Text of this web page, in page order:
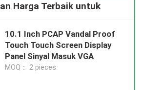
Harga Terbaik untuk
10.1 Inch PCAP Vandal Proof
Touch Touch Screen Display
Panel Sinyal Masuk VGA
MOQ： 2 pieces